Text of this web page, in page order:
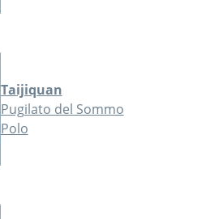
Taijiquan
Pugilato del Sommo
Polo